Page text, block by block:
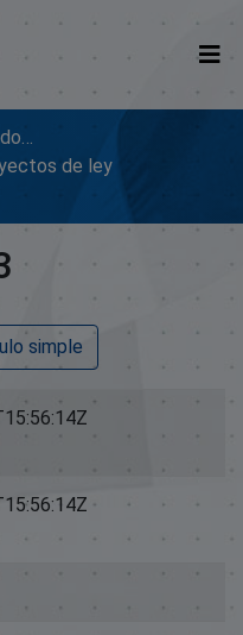
Repositorio Digital SenadoRD
de ley
simple